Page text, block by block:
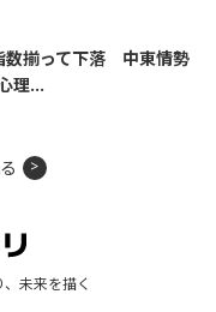
数揃って下落 中東情勢
理...
未来を描く